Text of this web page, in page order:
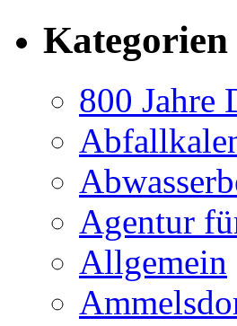
Kategorien
800 Jahre
Agentur
Allgemein